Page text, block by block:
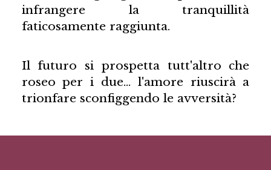
infrangere la tranquillità
faticosamente raggiunta.
Il futuro si prospetta tutt'altro che
roseo per i due… l'amore riuscirà a
trionfare sconfiggendo le avversità?